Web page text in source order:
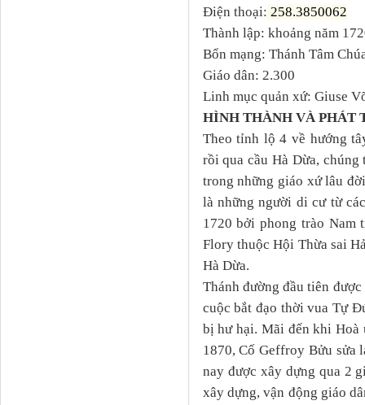
Điện thoại: 258.3850062
Thành lập: khoảng năm
Bổn mạng: Thánh Tâm
Giáo dân: 2.300
Linh mục quản xứ: Giuse
HÌNH THÀNH VÀ PHÁT
Theo tỉnh lộ 4 về hướngt
rồi qua cầu Hà Dừa,
trong những giáo xứ lâu
là những người di cư từ
1720bởi phong trào Nam
Flory thuộc Hội Thừa sai
Hà Dừa.
Thánh đường đầu tiên
cuộc bắt đạo thời vua Tự
bị hư hại. Mãi đến khi Hoà
1870, Cố Geffroy Bửu sửa
nay được xây dựng qua2
xây dựng,vận động giáo